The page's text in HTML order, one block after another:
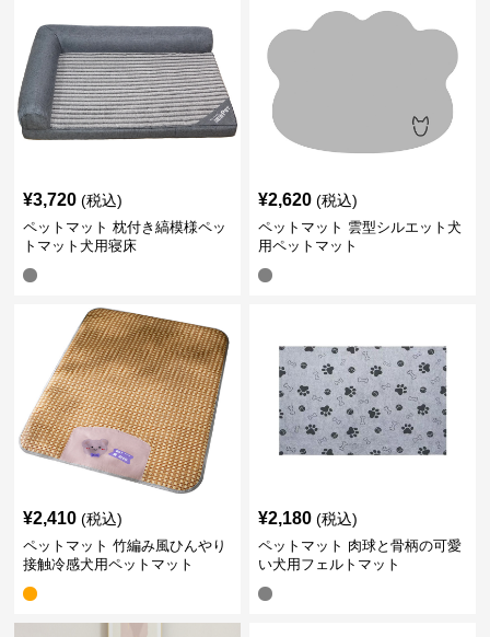
¥3,720 (税込)
ペットマット 枕付き縞模様ペッ
トマット犬用寝床
¥2,620 (税込)
ペットマット 雲型シルエット犬
用ペットマット
¥2,410 (税込)
ペットマット 竹編み風ひんやり
接触冷感犬用ペットマット
¥2,180 (税込)
ペットマット 肉球と骨柄の可愛
い犬用フェルトマット